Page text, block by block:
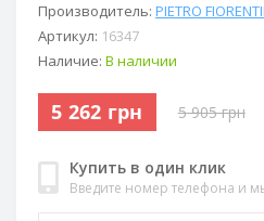
Производитель: PIETRO
Артикул: 16347
Наличие: В наличии
5 262 грн 5 905 грн
Купить в один клик
Введите номер телефона и